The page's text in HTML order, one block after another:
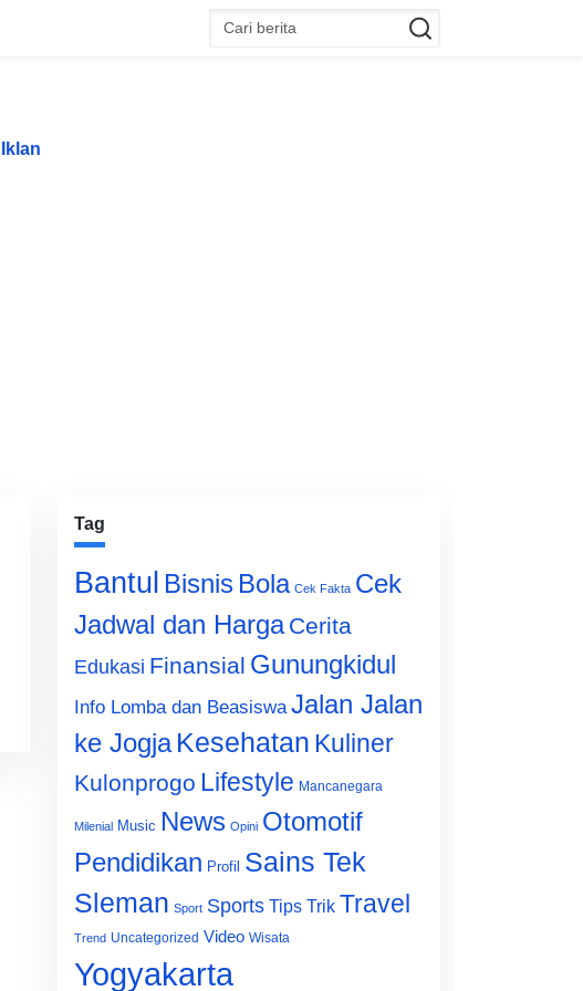
Iklan
Tag
Bantul Bisnis Bola Cek Fakta Cek
Jadwal dan Harga Cerita
Edukasi Finansial Gunungkidul
Info Lomba dan Beasiswa Jalan Jalan
ke Jogja Kesehatan Kuliner
Kulonprogo Lifestyle Mancanegara
Milenial Music News Opini Otomotif
Pendidikan Profil Sains Tek
Sleman Sport Sports Tips Trik Travel
Trend Uncategorized Video Wisata
Yogyakarta